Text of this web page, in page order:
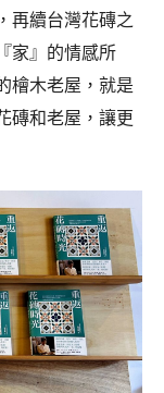
再續台灣花磚之
家』的情感所
檜木老屋，就是
磚和老屋，讓更